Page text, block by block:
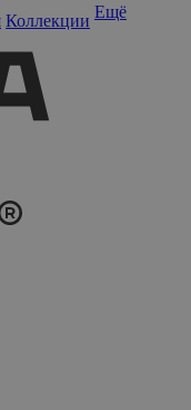
Коллекции Ещё